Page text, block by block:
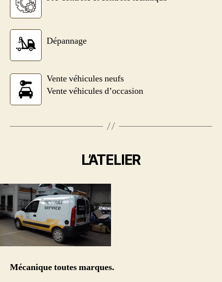
Dépannage
Vente véhicules neufs
Vente véhicules d’occasion
L’ATELIER
Mécanique toutes marques.